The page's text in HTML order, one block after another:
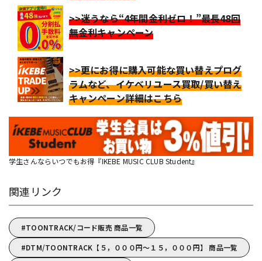
>>迷うなら“4年間金利ゼロ！”最長48回
無金利キャンペーン
>>更にお得に購入可能な買い替えプログ
ラムなど、イケベリユース買取/買い替え
キャンペーン詳細はこちら
学生さんならいつでもお得『IKEBE MUSIC CLUB Student』
関連リンク
TOONTRACK/コード販売 商品一覧
DTM/TOONTRACK【５，０００円～１５，０００円】 商品一覧